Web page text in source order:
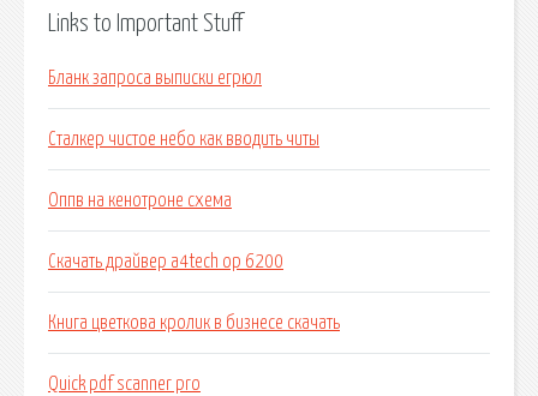
Links to Important Stuff
Бланк запроса выписки егрюл
Сталкер чистое небо как вводить читы
Оппв на кенотроне схема
Скачать драйвер a4tech op 6200
Книга цветкова кролик в бизнесе скачать
Quick pdf scanner pro